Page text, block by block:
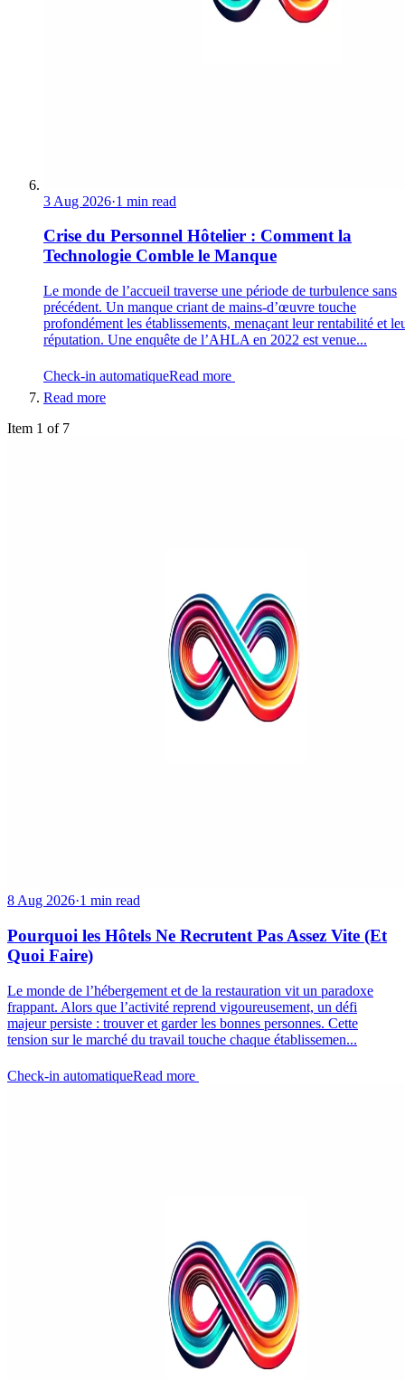
3 Aug 2026·1 min read
Crise du Personnel Hôtelier : Comment la
Technologie Comble le Manque
Le monde de l’accueil traverse une période de turbulence sans
précédent. Un manque criant de mains-d’œuvre touche
profondément les établissements, menaçant leur rentabilité et
réputation. Une enquête de l’AHLA en 2022 est venue...
Check-in automatiqueRead more
Read more
Item 1 of 7
8 Aug 2026·1 min read
Pourquoi les Hôtels Ne Recrutent Pas Assez Vite (Et
Quoi Faire)
Le monde de l’hébergement et de la restauration vit un paradoxe
frappant. Alors que l’activité reprend vigoureusement, un défi
majeur persiste : trouver et garder les bonnes personnes. Cette
tension sur le marché du travail touche chaque établissemen...
Check-in automatiqueRead more